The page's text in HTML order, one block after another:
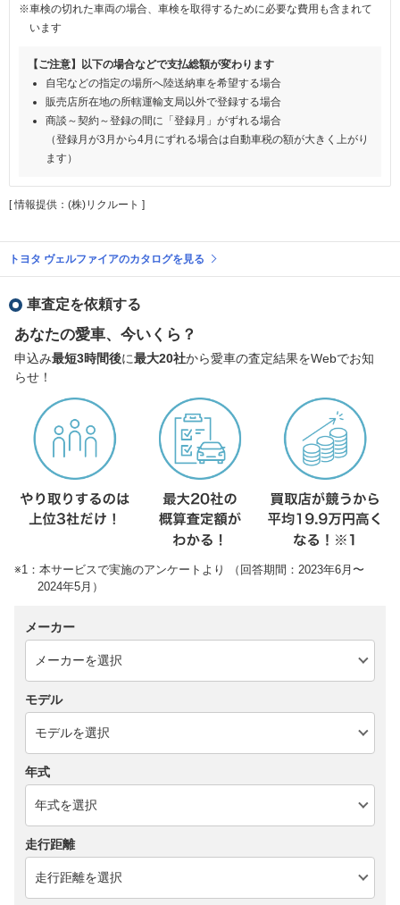
※車検の切れた車両の場合、車検を取得するために必要な費用も含まれて
います
【ご注意】以下の場合などで支払総額が変わります
自宅などの指定の場所へ陸送納車を希望する場合
販売店所在地の所轄運輸支局以外で登録する場合
商談～契約～登録の間に「登録月」がずれる場合
（登録月が3月から4月にずれる場合は自動車税の額が大きく上がり
ます）
[ 情報提供：(株)リクルート ]
トヨタ ヴェルファイアのカタログを見る
車査定を依頼する
あなたの愛車、今いくら？
申込み最短3時間後に最大20社から愛車の査定結果をWebでお知
らせ！
※1：本サービスで実施のアンケートより （回答期間：2023年6月〜
2024年5月）
メーカー
モデル
年式
走行距離